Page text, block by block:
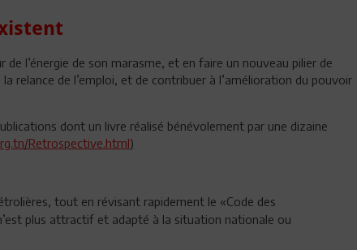
l’énergie de son marasme, et en faire un nouveau pilier de
relance de l’emploi, et de contribuer à l’amélioration du pouvoir
dont un livre réalisé bénévolement par une dizaine
Retrospective.html)
tout en révisant rapidement le «Code des
plus attractif et adapté à la situation nationale ou